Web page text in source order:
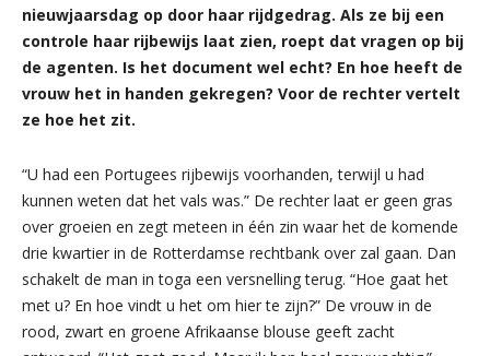
nieuwjaarsdag op door haar rijdgedrag. Als ze bij een
controle haar rijbewijs laat zien, roept dat vragen op bij
de agenten. Is het document wel echt? En hoe heeft de
vrouw het in handen gekregen? Voor de rechter vertelt
ze hoe het zit.
“U had een Portugees rijbewijs voorhanden, terwijl u had
kunnen weten dat het vals was.” De rechter laat er geen gras
over groeien en zegt meteen in één zin waar het de komende
drie kwartier in de Rotterdamse rechtbank over zal gaan. Dan
schakelt de man in toga een versnelling terug. “Hoe gaat het
met u? En hoe vindt u het om hier te zijn?” De vrouw in de
rood, zwart en groene Afrikaanse blouse geeft zacht